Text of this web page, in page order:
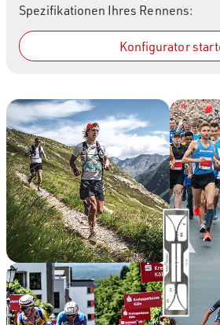
Spezifikationen Ihres Rennens:
Konfigurator